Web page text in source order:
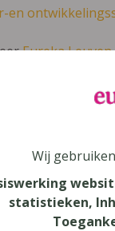
en
Eureka
in je talent'
5/6 -
Wij
statistieken,